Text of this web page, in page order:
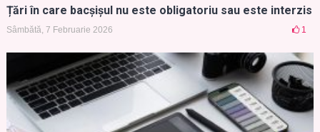
Țări în care bacșișul nu este obligatoriu sau este interzis
Sâmbătă, 7 Februarie 2026 1